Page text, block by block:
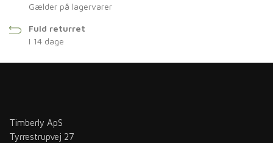
Gælder på lagervarer
Fuld returret
I 14 dage
Timberly ApS
Tyrrestrupvej 27